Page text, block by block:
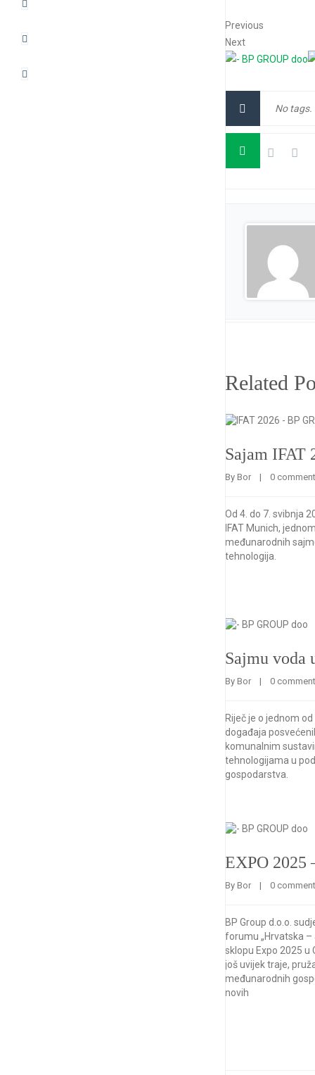
Previous
Next
No tags.
Related
Sajam IFAT
By Bor
    |
0 comment
Od 4. do 7. svibnja
IFAT Munich,
međunarodnih
tehnologija.
Sajmu voda
By Bor
    |
0 comment
Riječ je o jednom
događaja
komunalnim
tehnologijama u
gospodarstva.
EXPO 2025
By Bor
    |
0 comment
BP Group d.o.o.
forumu „Hrvatska –
sklopu Expo 2025 u
još uvijek traje,
međunarodnih
novih